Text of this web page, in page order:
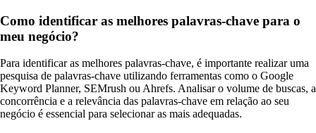
Como identificar as melhores palavras-chave para o
meu negócio?
Para identificar as melhores palavras-chave, é importante realizar uma
pesquisa de palavras-chave utilizando ferramentas como o Google
Keyword Planner, SEMrush ou Ahrefs. Analisar o volume de buscas, a
concorrência e a relevância das palavras-chave em relação ao seu
negócio é essencial para selecionar as mais adequadas.